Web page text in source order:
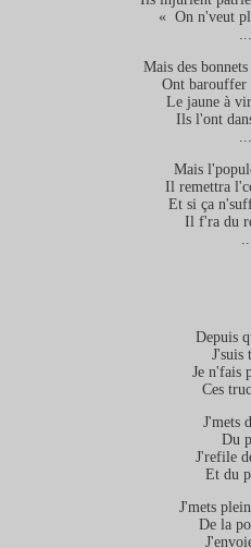
« On n'veut
Mais des
Ont barouffer
Le jaune à
Ils l'ont
Mais
Il remettra
Et si ça
Il f'ra du
Depuis
J'suis
Je n'fais
Ces
J'mets
Du
J'refile
Et du
J'mets
De la